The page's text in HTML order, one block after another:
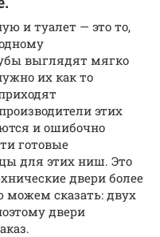
и туалет — это то,
выглядят мягко
их как то
этих
и ошибочно
готовые
для этих ниш. Это
двери более
можем сказать: двух
двери